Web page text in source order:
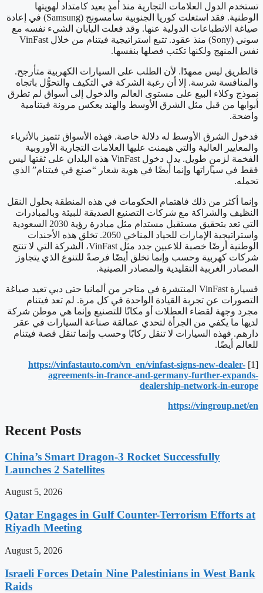
تستخدم الدول العلامات التجارية منذ أمدٍ بعيد كامتداد لهويتها
الوطنية. فقد استغلت كوريا الجنوبية سامسونج (Samsung) في إعادة
صياغة الانطباعات الدولية عنها. وقد فعلت اليابان الشيء نفسه مع
سوني (Sony) منذ عقود. تتبع استراتيجية فيتنام من خلال VinFast
نفس المنهج ولكنها تكتب فصلها بنفسها.
فالطريق ليس ممهدًا. لأن الطلب على السيارات الكهربية متأرجح.
والمنافسة شرسة. إلا أن رغبة الشركة في التكيف والتحوُّل باتجاه
نموذج وكلاء البيع على مستوى العالم والدخول إلى أسواق لم تطرق
أبوابها من قبل مثل الشرق الأوسط والهند يعكس مرونة فيتنامية
واضحة.
فدخول الشرق الأوسط له دلالة خاصة. فهذه الأسواق تتميز بالأثرياء
والمعايير العالية والتي هيمنت عليها العلامات التجارية الأوروبية
الفخمة لزمنٍ طويل. يدل دخول VinFast هذه البلدان على ثقتها ليس
فقط في سياراتها وإنما أيضًا في هوية شعار “صنع في فيتنام” الذي
تحمله.
وإنما أكثر من ذلك فاهتمام الحكومات في هذه المنطقة بحلول النقل
النظيف والشراكة مع شركات التصنيع الصديقة للبيئة وبالمبادرات
التي تعد بتحقيق مستقبل مستدام مثل مبادرة رؤية 2030 السعودية
واستراتيجية الإمارات للحياد المناخي 2050. تخلق هذه الأجندات
الوطنية أرضًا خصبة للاعبين جدد مثل VinFast، الشركة التي لا تنتج
شركات كهربية وحسب وإنما تخلق أيضًا فرصةً للتنوع الذي يتجاوز
المصادر الغربية التقليدية والمصادر الصينية.
فسيارة VinFast المنتشرة في متاجر من ألمانيا حتى دبي تعيد صياغة
التصورات عن تجربة القيادة الواحدة في كل مرة. لم تعد فيتنام
مجرد وجهة لقضاء العطلات أو مكانًا للتصنيع وإنما هي موطن شركة
لديها ما يكفي من الجرأة لتحدي عمالقة صناعة السيارات في عقر
دارهم. فهذه السيارات لا تنقل ركابًا وحسب وإنما تنقل قصة فيتنام
للعالم أيضًا.
[1]
https://vinfastauto.com/vn_en/vinfast-signs-new-dealer-
agreements-in-france-and-germany-further-expands-
dealership-network-in-europe
https://vingroup.net/en
Recent Posts
China’s Smart Dragon-3 Rocket Successfully
Launches 2 Satellites
August 5, 2026
Qatar Engages in Gulf Counter-Terrorism Efforts at
Riyadh Meeting
August 5, 2026
Israeli Forces Detain Nine Palestinians in West Bank
Raids